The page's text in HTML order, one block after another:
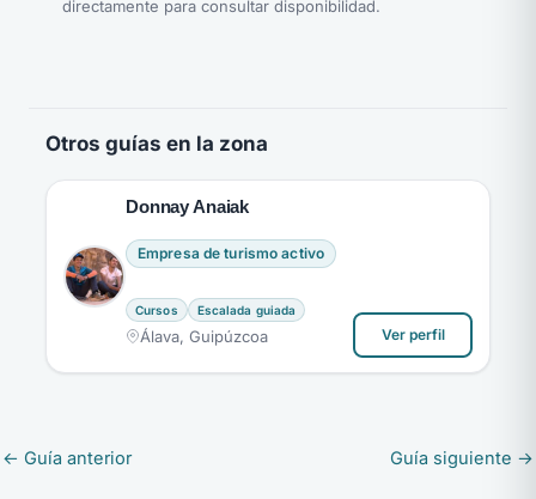
directamente para consultar disponibilidad.
Otros guías en la zona
Donnay Anaiak
Empresa de turismo activo
Cursos Escalada guiada
Álava, Guipúzcoa Ver perfil
← Guía anterior Guía siguiente →